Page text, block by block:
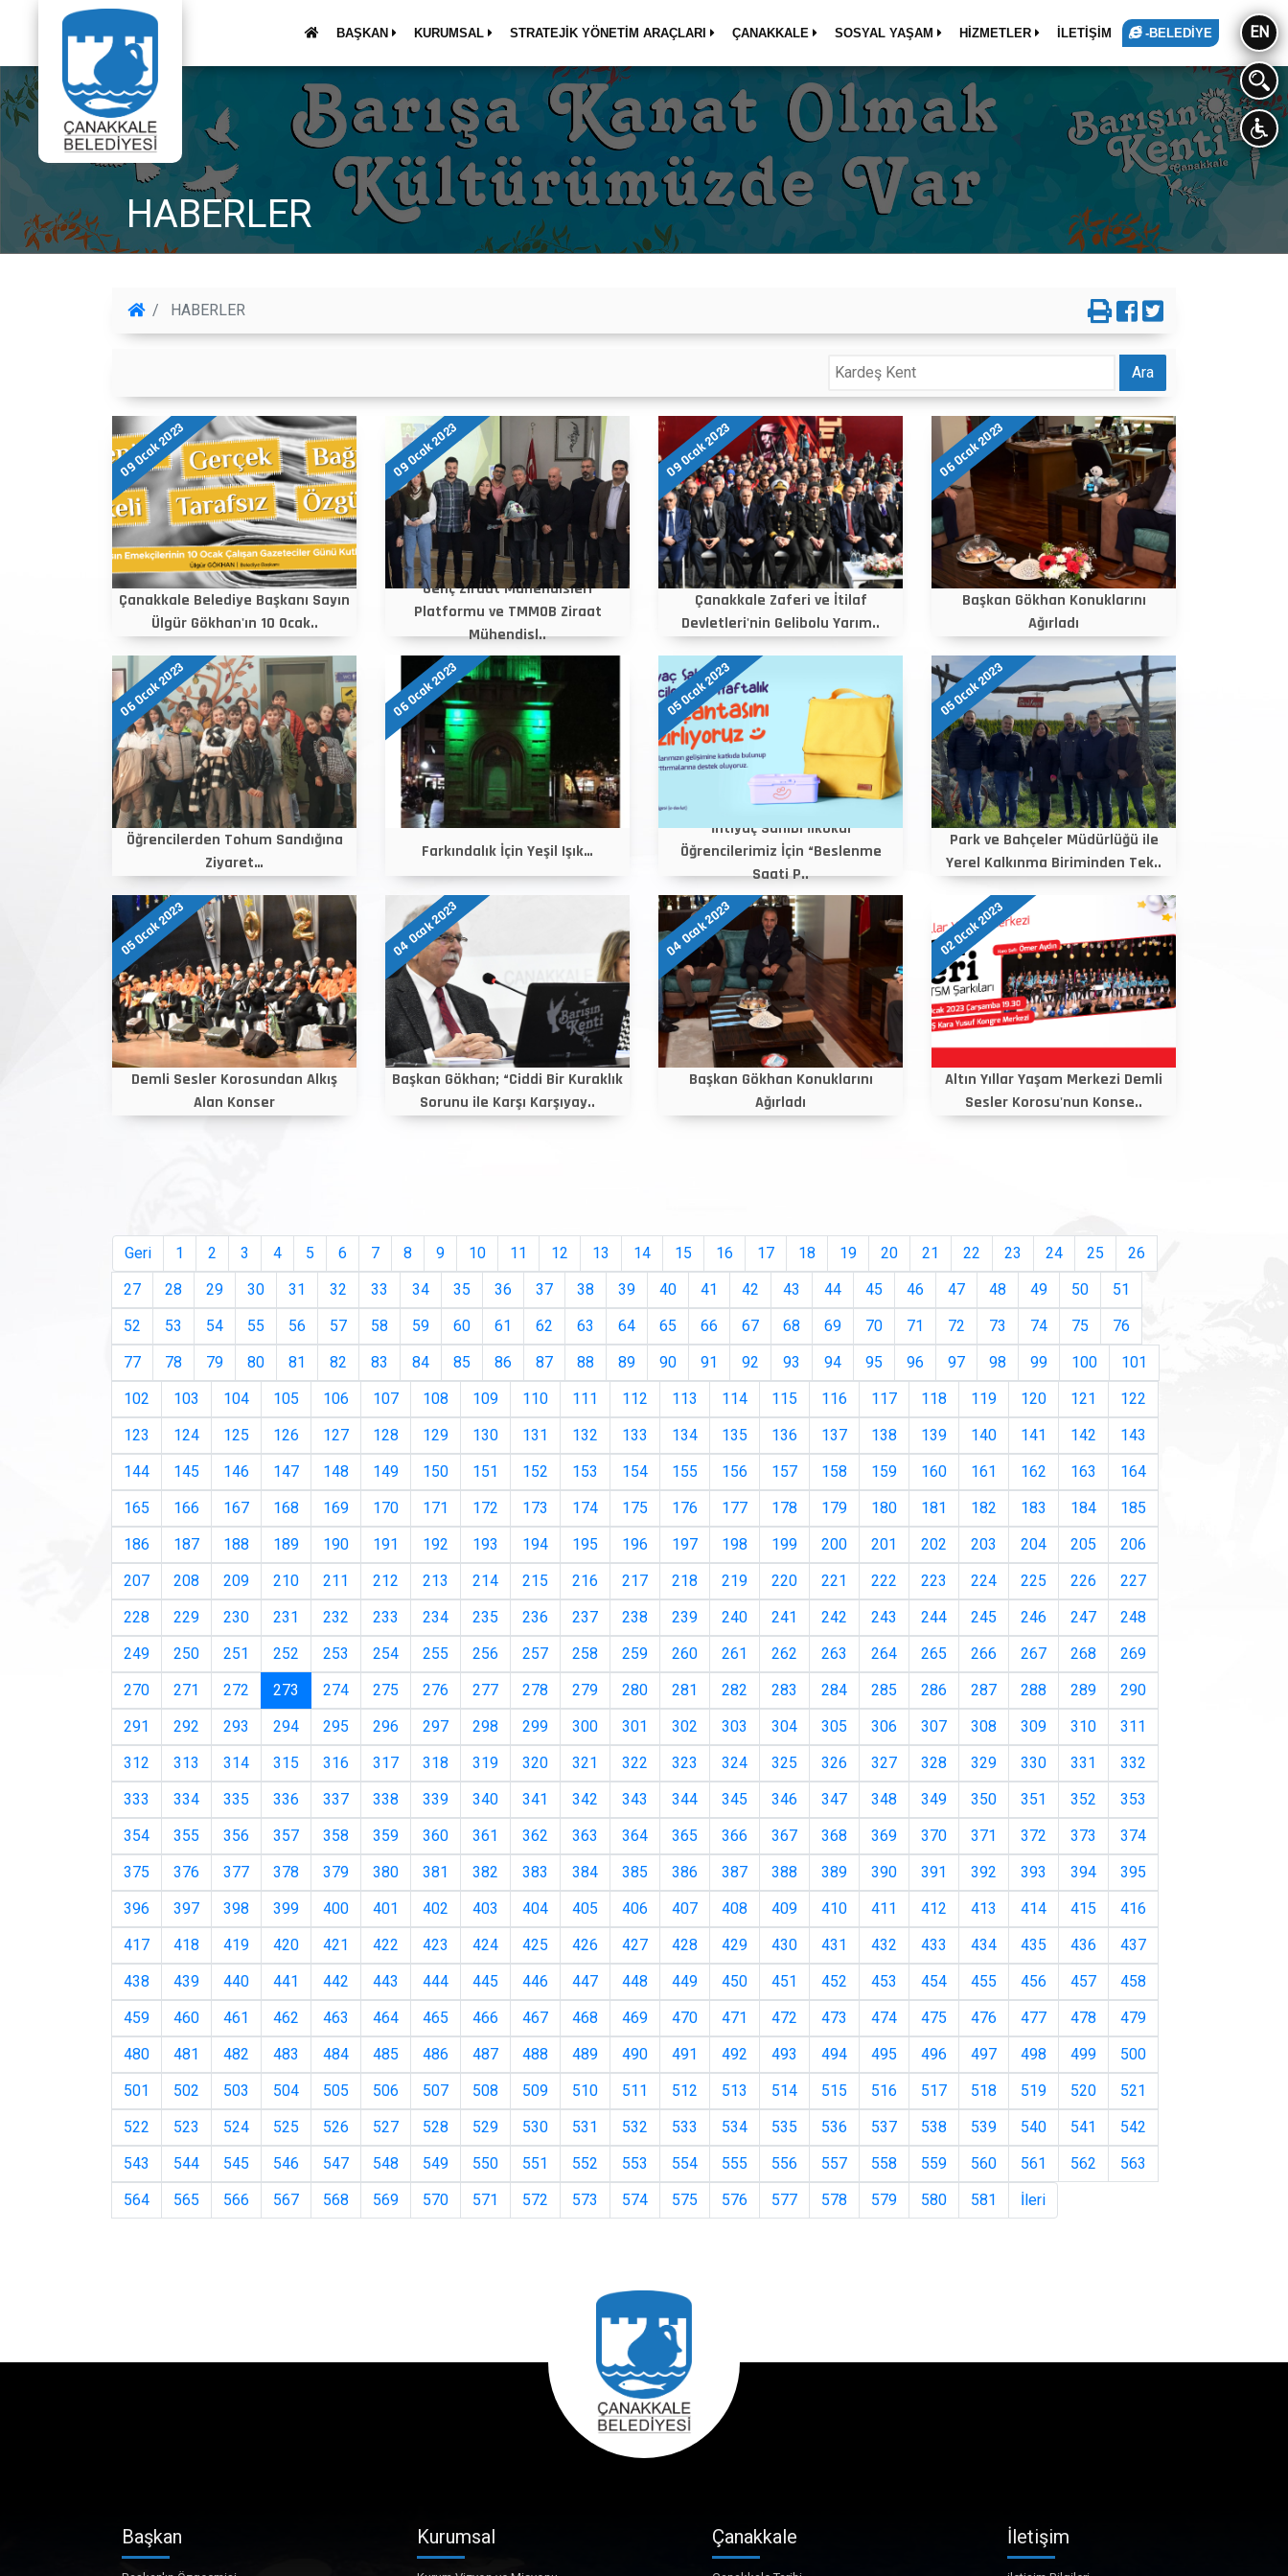
BAŞKAN KURUMSAL STRATEJİK YÖNETİM ARAÇLARI ÇANAKKALE SOSYAL YAŞAM HİZMETLER İLETİŞİM -BELEDİYE EN
HABERLER
HABERLER
Ara
09 Ocak 2023
Çanakkale Belediye Başkanı Sayın
Ülgür Gökhan'ın 10 Ocak..
09 Ocak 2023
Genç Ziraat Mühendisleri
Platformu ve TMMOB Ziraat
Mühendisl..
09 Ocak 2023
Çanakkale Zaferi ve İtilaf
Devletleri'nin Gelibolu Yarım..
06 Ocak 2023
Başkan Gökhan Konuklarını
Ağırladı
06 Ocak 2023
Öğrencilerden Tohum Sandığına
Ziyaret…
06 Ocak 2023
Farkındalık İçin Yeşil Işık…
05 Ocak 2023
İhtiyaç Sahibi İlkokul
Öğrencilerimiz İçin “Beslenme
Saati P..
05 Ocak 2023
Park ve Bahçeler Müdürlüğü ile
Yerel Kalkınma Biriminden Tek..
05 Ocak 2023
Demli Sesler Korosundan Alkış
Alan Konser
04 Ocak 2023
Başkan Gökhan; “Ciddi Bir Kuraklık
Sorunu ile Karşı Karşıyay..
04 Ocak 2023
Başkan Gökhan Konuklarını
Ağırladı
02 Ocak 2023
Altın Yıllar Yaşam Merkezi Demli
Sesler Korosu'nun Konse..
Geri 1 2 3 4 5 6 7 8 9 10 11 12 13 14 15 16 17 18 19 20 21 22 23 24 25
26
27
28 29 30 31 32 33 34 35 36 37 38 39 40 41 42 43 44 45 46 47 48 49 50
51
52
53 54 55 56 57 58 59 60 61 62 63 64 65 66 67 68 69 70 71 72 73 74 75
76
77
78 79 80 81 82 83 84 85 86 87 88 89 90 91 92 93 94 95 96 97 98 99 100
101
102
103 104 105 106 107 108 109 110 111 112 113 114 115 116 117 118 119 120 121
122
123
124 125 126 127 128 129 130 131 132 133 134 135 136 137 138 139 140 141 142
143
144
145 146 147 148 149 150 151 152 153 154 155 156 157 158 159 160 161 162 163
164
165
166 167 168 169 170 171 172 173 174 175 176 177 178 179 180 181 182 183 184
185
186
187 188 189 190 191 192 193 194 195 196 197 198 199 200 201 202 203 204 205
206
207
208 209 210 211 212 213 214 215 216 217 218 219 220 221 222 223 224 225 226
227
228
229 230 231 232 233 234 235 236 237 238 239 240 241 242 243 244 245 246 247
248
249
250 251 252 253 254 255 256 257 258 259 260 261 262 263 264 265 266 267 268
269
270
271 272 273 (current)
274 275 276 277 278 279 280 281 282 283 284 285 286 287 288 289
290
291
292 293 294 295 296 297 298 299 300 301 302 303 304 305 306 307 308 309 310
311
312
313 314 315 316 317 318 319 320 321 322 323 324 325 326 327 328 329 330 331
332
333
334 335 336 337 338 339 340 341 342 343 344 345 346 347 348 349 350 351 352
353
354
355 356 357 358 359 360 361 362 363 364 365 366 367 368 369 370 371 372 373
374
375
376 377 378 379 380 381 382 383 384 385 386 387 388 389 390 391 392 393 394
395
396
397 398 399 400 401 402 403 404 405 406 407 408 409 410 411 412 413 414 415
416
417
418 419 420 421 422 423 424 425 426 427 428 429 430 431 432 433 434 435 436
437
438
439 440 441 442 443 444 445 446 447 448 449 450 451 452 453 454 455 456 457
458
459
460 461 462 463 464 465 466 467 468 469 470 471 472 473 474 475 476 477 478
479
480
481 482 483 484 485 486 487 488 489 490 491 492 493 494 495 496 497 498 499
500
501
502 503 504 505 506 507 508 509 510 511 512 513 514 515 516 517 518 519 520
521
522
523 524 525 526 527 528 529 530 531 532 533 534 535 536 537 538 539 540 541
542
543
544 545 546 547 548 549 550 551 552 553 554 555 556 557 558 559 560 561 562
563
564
565 566 567 568 569 570 571 572 573 574 575 576 577 578 579 580 581 İleri
Başkan Kurumsal Çanakkale İletişim